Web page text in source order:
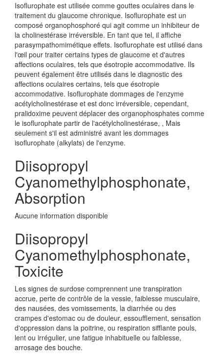
Isoflurophate est utilisée comme gouttes oculaires dans le
traitement du glaucome chronique. Isoflurophate est un
composé organophosphoré qui agit comme un inhibiteur de
la cholinestérase irréversible. En tant que tel, il affiche
parasympathomimétique effets. Isoflurophate est utilisé dans
l'œil pour traiter certains types de glaucome et d'autres
affections oculaires, tels que ésotropie accommodative. Ils
peuvent également être utilisés dans le diagnostic des
affections oculaires certains, tels que ésotropie
accommodative. Isoflurophate dommages de l'enzyme
acétylcholinestérase et est donc irréversible, cependant,
pralidoxime peuvent déplacer des organophosphates comme
le isoflurophate partir de l'acétylcholinestérase, , Mais
seulement s'il est administré avant les dommages
isoflurophate (alkylats) de l'enzyme.
Diisopropyl
Cyanomethylphosphonate,
Absorption
Aucune information disponible
Diisopropyl
Cyanomethylphosphonate,
Toxicite
Les signes de surdose comprennent une transpiration
accrue, perte de contrôle de la vessie, faiblesse musculaire,
des nausées, des vomissements, la diarrhée ou des
crampes d'estomac ou de douleur, essoufflement, sensation
d'oppression dans la poitrine, ou respiration sifflante pouls,
lent ou irrégulier, une fatigue inhabituelle ou faiblesse,
arrosage des bouche.